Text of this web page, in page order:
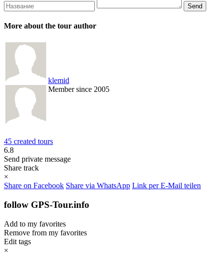
More about the tour author
klemid
Member since 2005
45 created tours
6.8
Send private message
Share track
×
Share on Facebook Share via WhatsApp Link per E-Mail teilen
follow GPS-Tour.info
Add to my favorites
Remove from my favorites
Edit tags
×